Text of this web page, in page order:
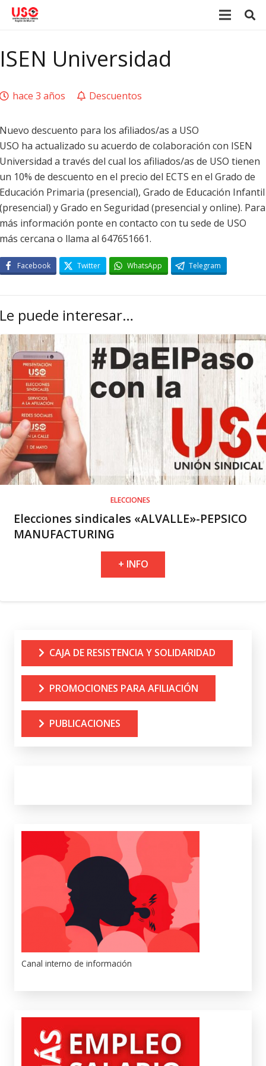
ISEN Universidad
hace 3 años Descuentos
Nuevo descuento para los afiliados/as a USO
USO ha actualizado su acuerdo de colaboración con ISEN
Universidad a través del cual los afiliados/as de USO tienen
un 10% de descuento en el precio del ECTS en el Grado de
Educación Primaria (presencial), Grado de Educación Infantil
(presencial) y Grado en Seguridad (presencial y online). Para
más información ponte en contacto con tu sede de USO
más cercana o llama al 647651661.
Facebook Twitter WhatsApp Telegram
Le puede interesar…
ELECCIONES
Elecciones sindicales «ALVALLE»-PEPSICO
MANUFACTURING
+ INFO
CAJA DE RESISTENCIA Y SOLIDARIDAD
PROMOCIONES PARA AFILIACIÓN
PUBLICACIONES
Canal interno de información